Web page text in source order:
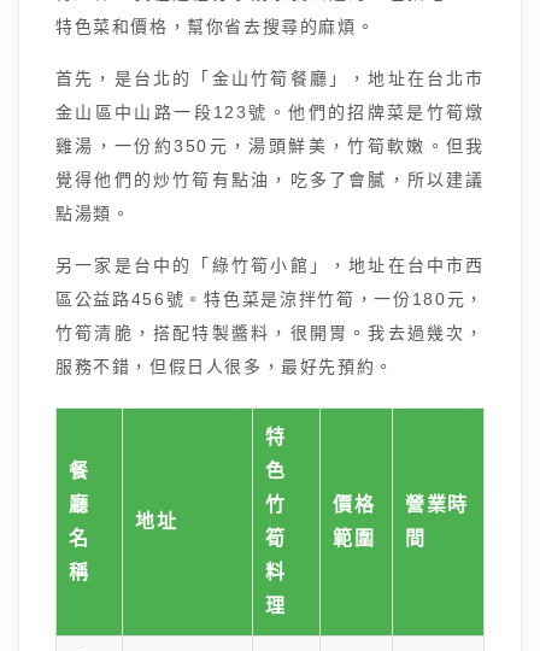
特色菜和價格，幫你省去搜尋的麻煩。
首先，是台北的「金山竹筍餐廳」，地址在台北市
金山區中山路一段123號。他們的招牌菜是竹筍燉
雞湯，一份約350元，湯頭鮮美，竹筍軟嫩。但我
覺得他們的炒竹筍有點油，吃多了會膩，所以建議
點湯類。
另一家是台中的「綠竹筍小館」，地址在台中市西
區公益路456號。特色菜是涼拌竹筍，一份180元，
竹筍清脆，搭配特製醬料，很開胃。我去過幾次，
服務不錯，但假日人很多，最好先預約。
餐
廳
名
稱
地址
特
色
竹
筍
料
理
價格
範圍
營業時
間